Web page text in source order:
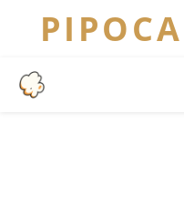
PIPOCA